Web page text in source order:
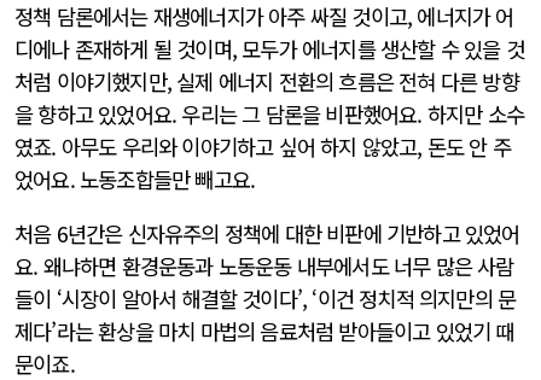
정책 담론에서는 재생에너지가 아주 싸질 것이고, 에너지가 어
디에나 존재하게 될 것이며, 모두가 에너지를 생산할 수 있을 것
처럼 이야기했지만, 실제 에너지 전환의 흐름은 전혀 다른 방향
을 향하고 있었어요. 우리는 그 담론을 비판했어요. 하지만 소수
였죠. 아무도 우리와 이야기하고 싶어 하지 않았고, 돈도 안 주
었어요. 노동조합들만 빼고요.
처음 6년간은 신자유주의 정책에 대한 비판에 기반하고 있었어
요. 왜냐하면 환경운동과 노동운동 내부에서도 너무 많은 사람
들이 ‘시장이 알아서 해결할 것이다’, ‘이건 정치적 의지만의 문
제다’라는 환상을 마치 마법의 음료처럼 받아들이고 있었기 때
문이죠.